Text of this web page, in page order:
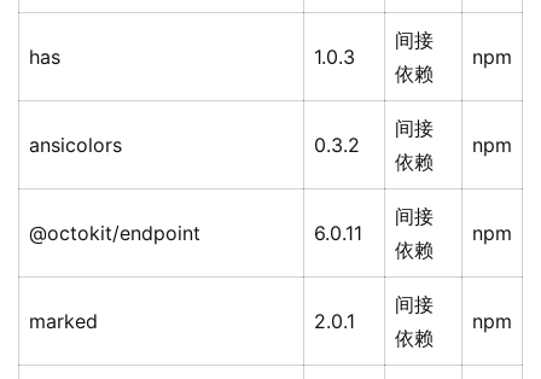
has 1.0.3
间接
依赖
npm
ansicolors 0.3.2
间接
依赖
npm
@octokit/endpoint 6.0.11
间接
依赖
npm
marked 2.0.1
间接
依赖
npm